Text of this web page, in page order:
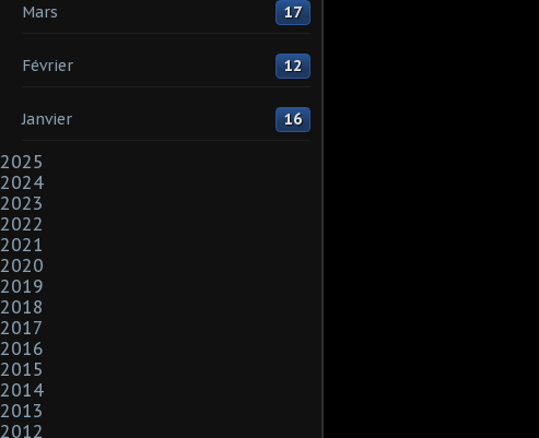
Mars 17
Février 12
Janvier 16
2025
2024
2023
2022
2021
2020
2019
2018
2017
2016
2015
2014
2013
2012